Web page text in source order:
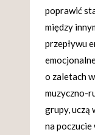
poprawić
między
przepływu
o zaletach
muzyczno-
grupy, uczą
na poczucie